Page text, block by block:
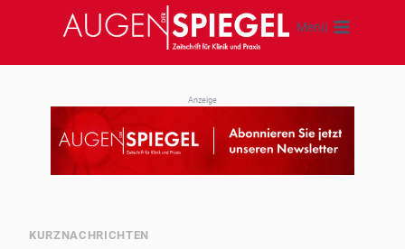
springen
Menü
Anzeige
KURZNACHRICHTEN